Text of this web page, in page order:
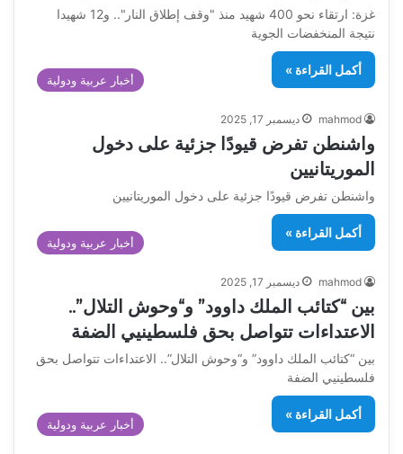
غزة: ارتقاء نحو 400 شهيد منذ "وقف إطلاق النار".. و12 شهيدا
نتيجة المنخفضات الجوية
أكمل القراءة »
أخبار عربية ودولية
mahmod ديسمبر 17, 2025
واشنطن تفرض قيودًا جزئية على دخول
الموريتانيين
واشنطن تفرض قيودًا جزئية على دخول الموريتانيين
أكمل القراءة »
أخبار عربية ودولية
mahmod ديسمبر 17, 2025
بين “كتائب الملك داوود” و“وحوش التلال”..
الاعتداءات تتواصل بحق فلسطينيي الضفة
بين “كتائب الملك داوود” و“وحوش التلال”.. الاعتداءات تتواصل بحق
فلسطينيي الضفة
أكمل القراءة »
أخبار عربية ودولية